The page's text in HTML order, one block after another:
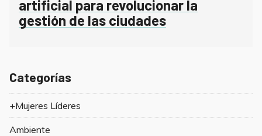
artificial para revolucionar la
gestión de las ciudades
Categorías
+Mujeres Líderes
Ambiente